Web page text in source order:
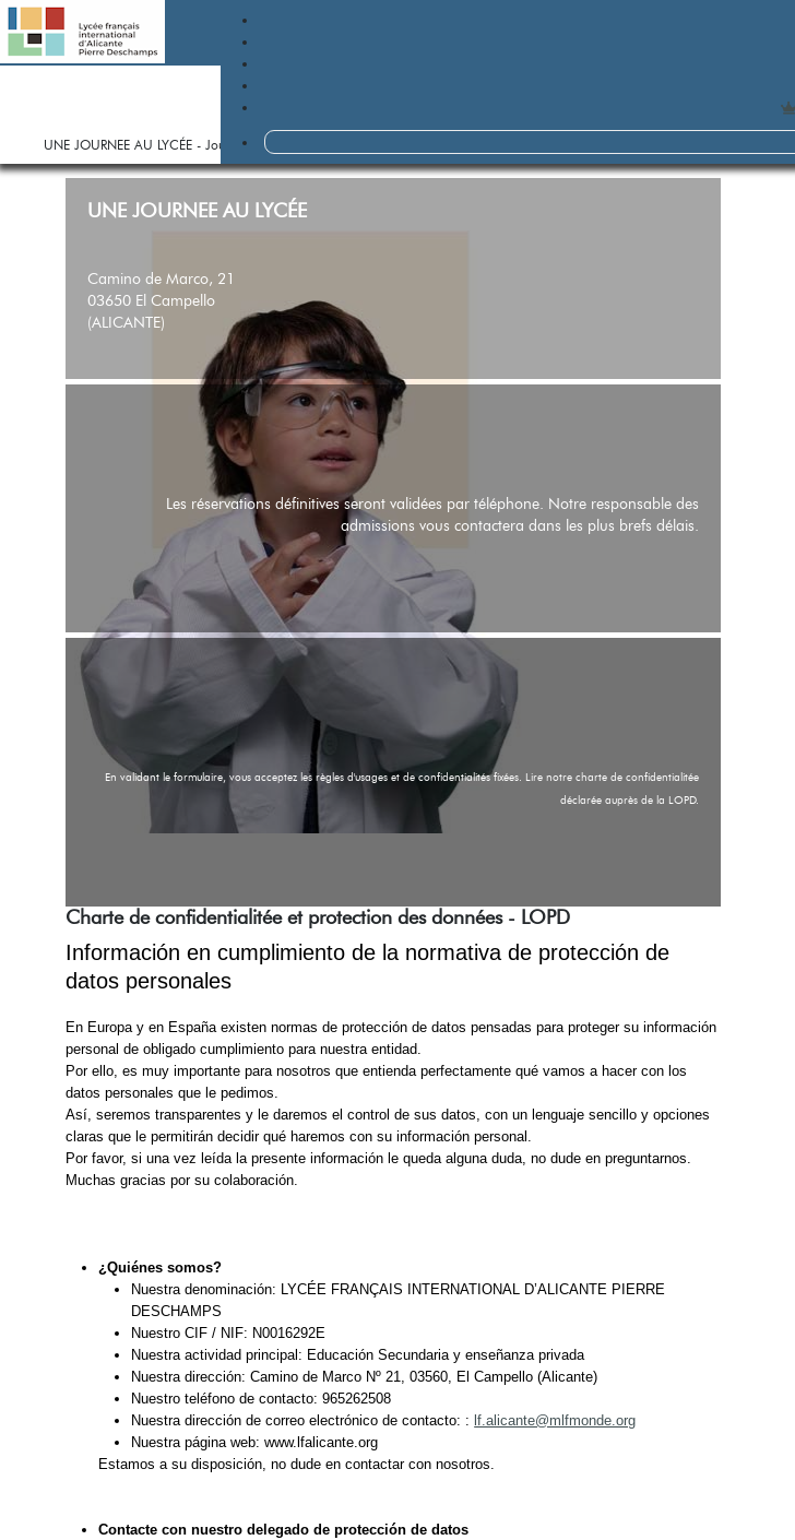
Sélectionnez votre langue
Sélectionnez votre langue
UNE JOURNEE AU LYCÉE - Journées Portes Ouvertes en présentiel
UNE JOURNEE AU LYCÉE
Camino de Marco, 21
03650 El Campello
(ALICANTE)
Les réservations définitives seront validées par téléphone. Notre responsable des
admissions vous contactera dans les plus brefs délais.
En validant le formulaire, vous acceptez les règles d'usages et de confidentialités fixées. Lire notre charte de confidentialitée
déclarée auprès de la LOPD.
Charte de confidentialitée et protection des données - LOPD
Información en cumplimiento de la normativa de protección de
datos personales
En Europa y en España existen normas de protección de datos pensadas para proteger su información
personal de obligado cumplimiento para nuestra entidad.
Por ello, es muy importante para nosotros que entienda perfectamente qué vamos a hacer con los
datos personales que le pedimos.
Así, seremos transparentes y le daremos el control de sus datos, con un lenguaje sencillo y opciones
claras que le permitirán decidir qué haremos con su información personal.
Por favor, si una vez leída la presente información le queda alguna duda, no dude en preguntarnos.
Muchas gracias por su colaboración.
¿Quiénes somos?
Nuestra denominación: LYCÉE FRANÇAIS INTERNATIONAL D’ALICANTE PIERRE
DESCHAMPS
Nuestro CIF / NIF: N0016292E
Nuestra actividad principal: Educación Secundaria y enseñanza privada
Nuestra dirección: Camino de Marco Nº 21, 03560, El Campello (Alicante)
Nuestro teléfono de contacto: 965262508
Nuestra dirección de correo electrónico de contacto: : lf.alicante@mlfmonde.org
Nuestra página web: www.lfalicante.org
Estamos a su disposición, no dude en contactar con nosotros.
Contacte con nuestro delegado de protección de datos